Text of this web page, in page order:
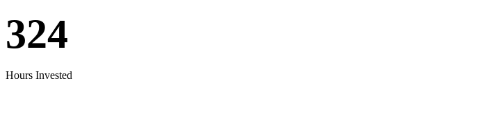
324
Hours Invested